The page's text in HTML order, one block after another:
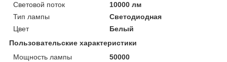
Световой поток
10000 лм
Тип лампы
Светодиодная
Цвет
Белый
Пользовательские характеристики
Мощность лампы
50000